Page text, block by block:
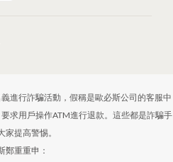
進行詐騙活動，假稱是歐必斯公司的客服中
求用戶操作ATM進行退款。這些都是詐騙手
家提高警惕。
鄭重重申：